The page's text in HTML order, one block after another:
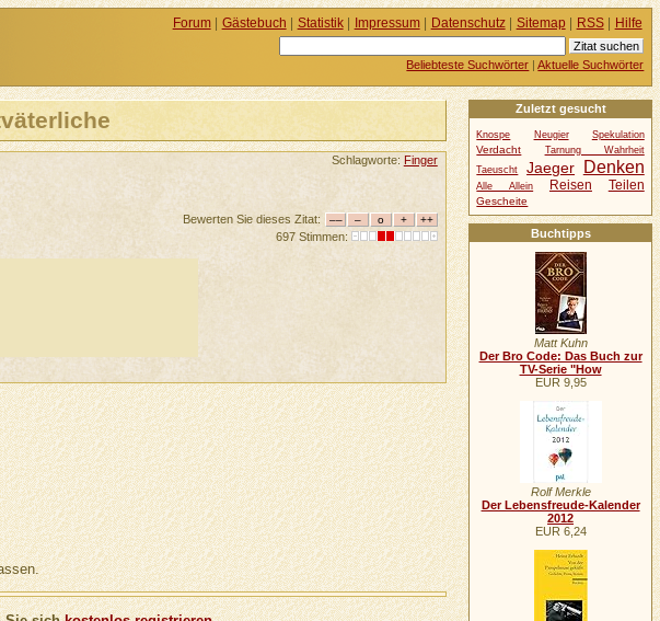
Schlagworte: Finger
Bewerten Sie dieses Zitat:
697 Stimmen:
Zuletzt gesucht
Knospe Neugier Spekulation
Verdacht
Tarnung Wahrheit
Taeuscht
Jaeger Denken
Alle Allein Reisen Teilen
Gescheite
Buchtipps
Matt Kuhn
Der Bro Code: Das Buch zur
TV-Serie "How
EUR 9,95
Rolf Merkle
Der Lebensfreude-Kalender
2012
EUR 6,24
Forum| Gästebuch | Statistik| Impressum| Datenschutz| Sitemap| RSS| Hilfe
Beliebteste Suchwörter |Aktuelle Suchwörter